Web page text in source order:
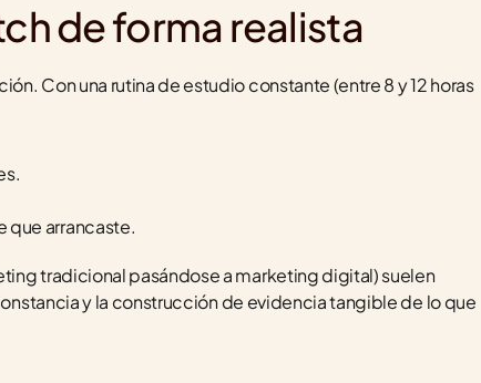
de forma realista
Con una rutina de estudio constante (entre 8 y 12 horas
que arrancaste.
tradicional pasándose a marketing digital) suelen
y la construcción de evidencia tangible de lo que